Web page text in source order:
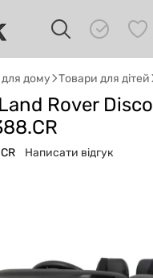
дому Товари для дітей
Rover
Написати відгук
техніки
Gazik AI — допоможу